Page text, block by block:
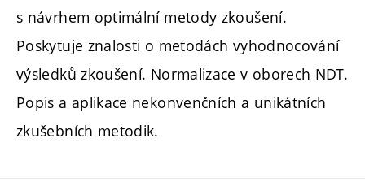
s návrhem optimální metody zkoušení.
Poskytuje znalosti o metodách vyhodnocování
výsledků zkoušení. Normalizace v oborech NDT.
Popis a aplikace nekonvenčních a unikátních
zkušebních metodik.